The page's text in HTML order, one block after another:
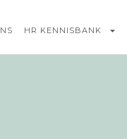
HR KENNISBANK